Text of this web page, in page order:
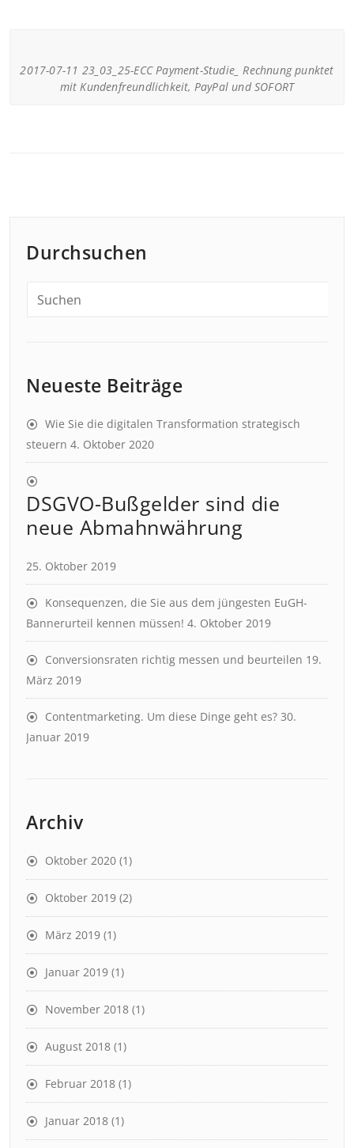
2017-07-11 23_03_25-ECC Payment-Studie_ Rechnung punktet
mit Kundenfreundlichkeit, PayPal und SOFORT
Durchsuchen
Neueste Beiträge
Wie Sie die digitalen Transformation strategisch
steuern 4. Oktober 2020
DSGVO-Bußgelder sind die
neue Abmahnwährung
25. Oktober 2019
Konsequenzen, die Sie aus dem jüngesten EuGH-
Bannerurteil kennen müssen! 4. Oktober 2019
Conversionsraten richtig messen und beurteilen 19.
März 2019
Contentmarketing. Um diese Dinge geht es? 30.
Januar 2019
Archiv
Oktober 2020 (1)
Oktober 2019 (2)
März 2019 (1)
Januar 2019 (1)
November 2018 (1)
August 2018 (1)
Februar 2018 (1)
Januar 2018 (1)